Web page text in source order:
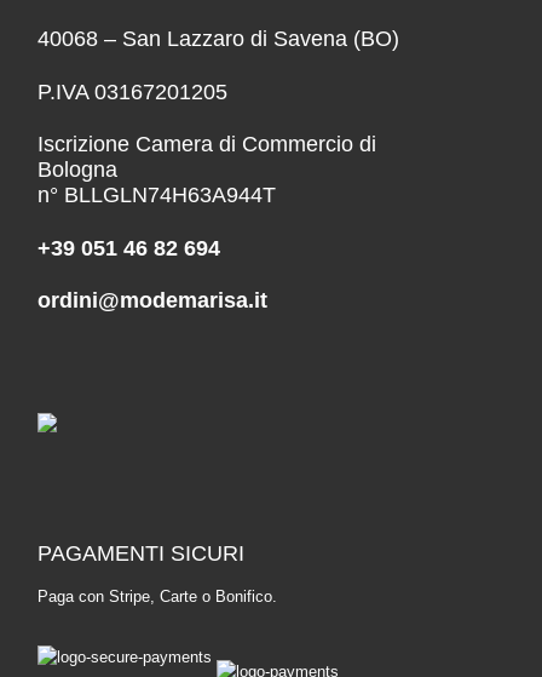
40068 – San Lazzaro di Savena (BO)
P.IVA 03167201205
Iscrizione Camera di Commercio di
Bologna
n° BLLGLN74H63A944T
+39 051 46 82 694
ordini@modemarisa.it
PAGAMENTI SICURI
Paga con Stripe, Carte o Bonifico.